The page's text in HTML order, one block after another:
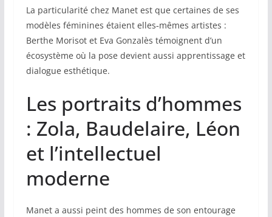
La particularité chez Manet est que certaines de ses
modèles féminines étaient elles‑mêmes artistes :
Berthe Morisot et Eva Gonzalès témoignent d’un
écosystème où la pose devient aussi apprentissage et
dialogue esthétique.
Les portraits d’hommes
: Zola, Baudelaire, Léon
et l’intellectuel
moderne
Manet a aussi peint des hommes de son entourage